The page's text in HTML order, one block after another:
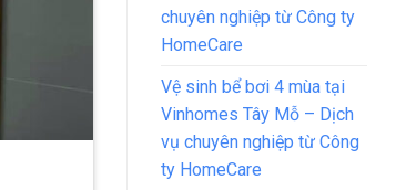
chuyên nghiệp từ Công ty
HomeCare
Vệ sinh bể bơi 4 mùa tại
Vinhomes Tây Mỗ – Dịch
vụ chuyên nghiệp từ Công
ty HomeCare